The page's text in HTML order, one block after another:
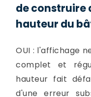
de
hauteur du
OUI : l'affichage
complet et
hauteur fait
d'une erreur